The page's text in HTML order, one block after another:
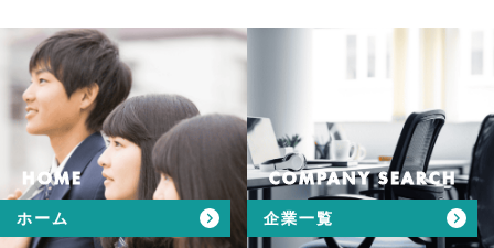
HOME
ホーム
COMPANY SEARCH
企業一覧